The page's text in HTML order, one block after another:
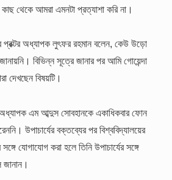
থেকে আমরা এমনটা প্রত্যাশা করি না।
প্রক্টর অধ্যাপক লুৎফর রহমান বলেন, কেউ উড়ো
বিভিন্ন সূত্রে জানার পর আমি গোয়েন্দা
দেখছেন বিষয়টি।
অধ্যাপক এম আব্দুস সোবহানকে একাধিকবার ফোন
উপাচার্যের বক্তব্যের পর বিশ্ববিদ্যালয়ের
যোগাযোগ করা হলে তিনি উপাচার্যের সঙ্গে
জানান।